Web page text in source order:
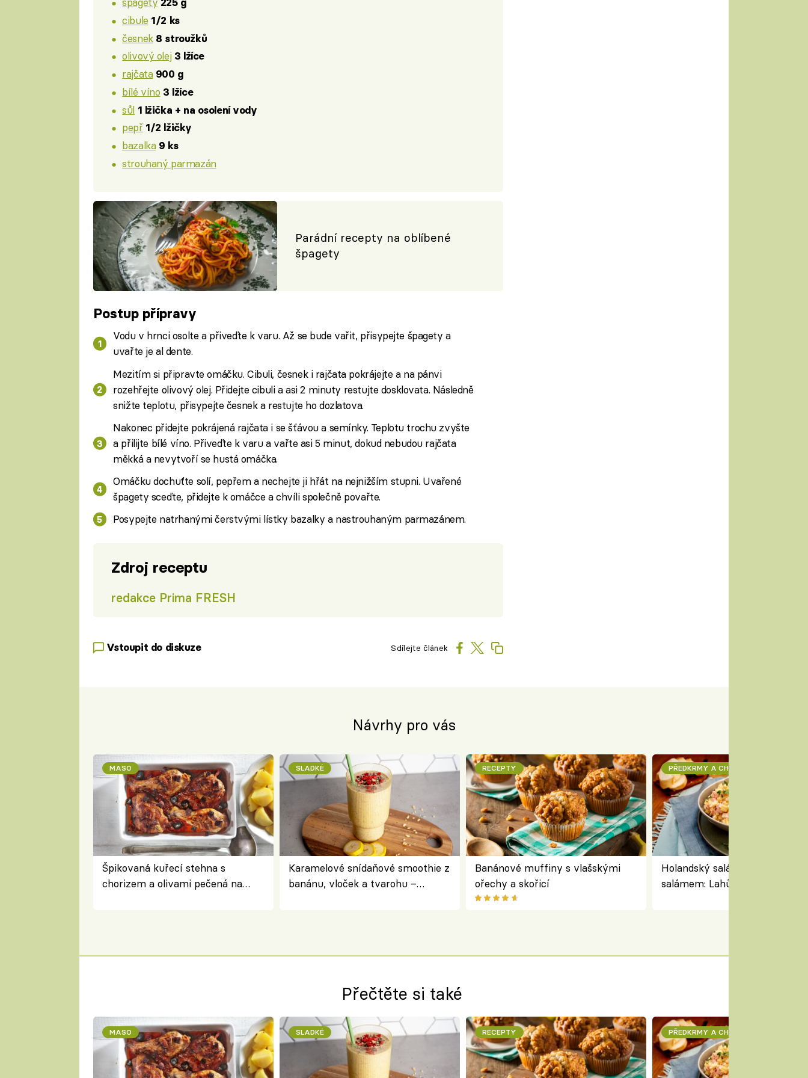
225 g
cibule 1/2 ks
česnek 8 stroužků
olivový olej 3 lžíce
rajčata 900 g
bílé víno 3 lžíce
sůl 1 lžička + na osolení vody
pepř 1/2 lžičky
bazalka 9 ks
strouhaný parmazán
Parádní recepty na oblíbené
špagety
Postup přípravy
Vodu v hrnci osolte a přiveďte k varu. Až se bude vařit, přisypejte špagety a
uvařte je al dente.
Mezitím si připravte omáčku. Cibuli, česnek i rajčata pokrájejte a na pánvi
rozehřejte olivový olej. Přidejte cibuli a asi 2 minuty restujte dosklovata. Následně
snižte teplotu, přisypejte česnek a restujte ho dozlatova.
Nakonec přidejte pokrájená rajčata i se šťávou a semínky. Teplotu trochu zvyšte
a přilijte bílé víno. Přiveďte k varu a vařte asi 5 minut, dokud nebudou rajčata
měkká a nevytvoří se hustá omáčka.
Omáčku dochuťte solí, pepřem a nechejte ji hřát na nejnižším stupni. Uvařené
špagety sceďte, přidejte k omáčce a chvíli společně povařte.
Posypejte natrhanými čerstvými lístky bazalky a nastrouhaným parmazánem.
Zdroj receptu
redakce Prima FRESH
Vstoupit do diskuze Sdílejte článek
Návrhy pro vás
MASO
Špikovaná kuřecí stehna s
chorizem a olivami pečená na
SLADKÉ
Karamelové snídaňové smoothie z
banánu, vloček a tvarohu –
RECEPTY
Banánové muffiny s vlašskými
ořechy a skořicí
PŘEDKRMY A CHUŤOVKY
Holandský salát se sýrem a
salámem: Lahůdkářská retro
Přečtěte si také
MASO SLADKÉ RECEPTY PŘEDKRMY A CHUŤOVKY